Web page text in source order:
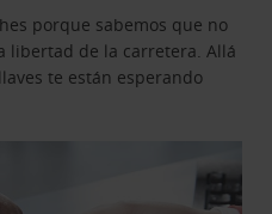
porque sabemos que no
libertad de la carretera. Allá
te están esperando